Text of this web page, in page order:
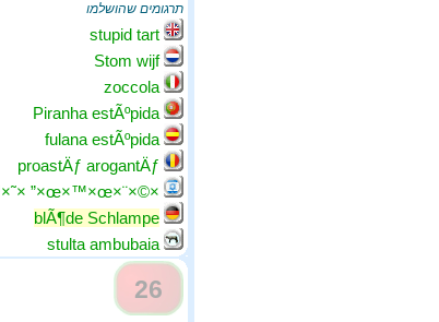
תרגומים שהושלמו
stupid tart
Stom wijf
zoccola
Piranha estÃºpida
fulana estÃºpida
proastÄƒ arogantÄƒ
×©×¨×œ×™×œ×” ×˜×™×¤×©×”
blÃ¶de Schlampe
stulta ambubaia
26